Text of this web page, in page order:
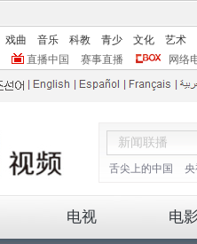
戏曲 音乐 科教 青少 文化
艺术
直播中国 赛事直播 网络
舌尖上的中国
电视 电